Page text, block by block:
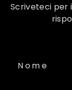
Scriveteci per
Nome